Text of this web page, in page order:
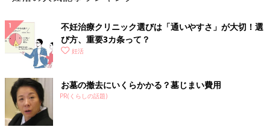
不妊治療クリニック選びは「通いやすさ」が大切！選
び方、重要3カ条って？
妊活
お墓の撤去にいくらかかる？墓じまい費用
PR(くらしの話題)